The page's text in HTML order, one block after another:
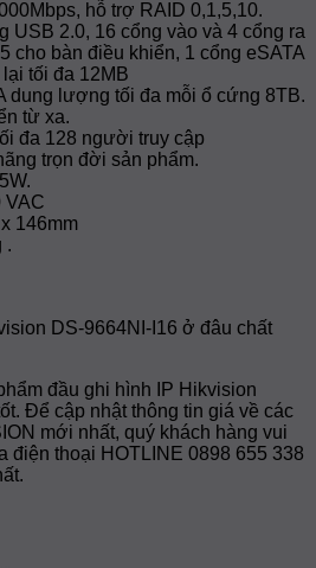
hỗ trợ RAID 0,1,5,10.
USB 2.0, 16 cổng vào và 4 cổng ra
cho bàn điều khiển, 1 cổng eSATA
tối đa 12MB
dung lượng tối đa mỗi ổ cứng 8TB.
từ xa.
đa 128 người truy cập
trọn đời sản phẩm.
VAC
146mm
.
DS-9664NI-I16 ở đâu chất
đầu ghi hình IP Hikvision
Để cập nhật thông tin giá về các
mới nhất, quý khách hàng vui
điện thoại HOTLINE 0898 655 338